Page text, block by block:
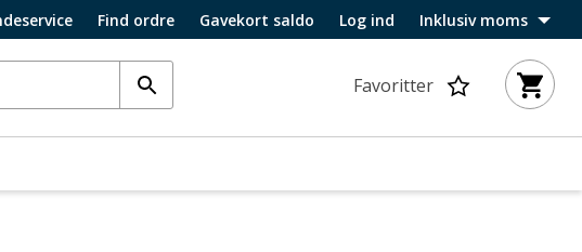
Find ordre Gavekort saldo Log ind Inklusiv moms
Favoritter